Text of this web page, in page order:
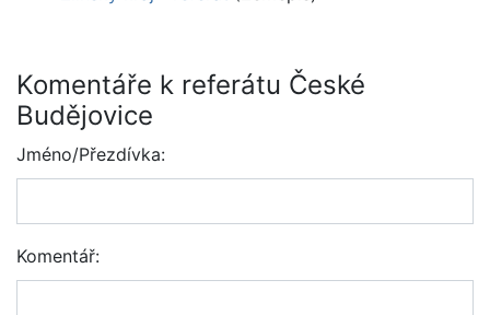
Komentáře k referátu České
Budějovice
Jméno/Přezdívka:
Komentář: